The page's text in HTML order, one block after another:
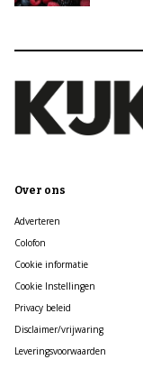
Over ons
Adverteren
Colofon
Cookie informatie
Cookie Instellingen
Privacy beleid
Disclaimer/vrijwaring
Leveringsvoorwaarden